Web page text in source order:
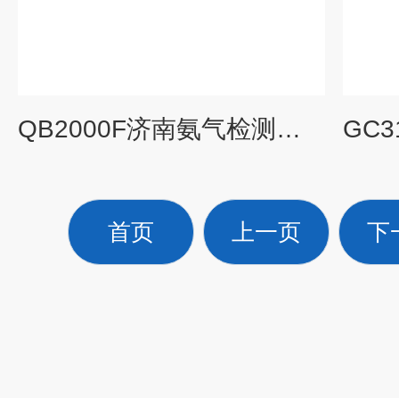
QB2000F济南氨气检测仪厂家
首页 上一页 下